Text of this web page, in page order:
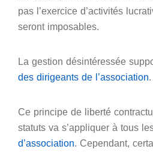
pas l’exercice d’activités
seront imposables.
La gestion désintéressée
des dirigeants de l’association.
Ce principe de liberté
statuts va s’appliquer à tous
d’association. Cependant,